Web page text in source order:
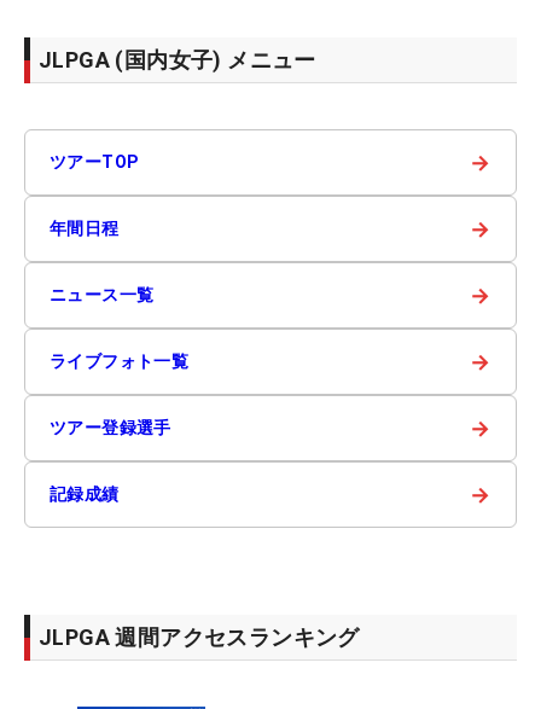
JLPGA (国内女子) メニュー
ツアーTOP →
年間日程 →
ニュース一覧 →
ライブフォト一覧 →
ツアー登録選手 →
記録成績 →
JLPGA 週間アクセスランキング